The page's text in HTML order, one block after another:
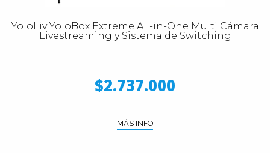
YoloLiv YoloBox Extreme All-in-One Multi Cámara
Livestreaming y Sistema de Switching
$2.737.000
MÁS INFO